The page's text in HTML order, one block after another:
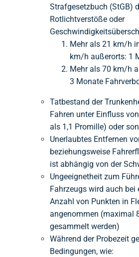
Strafgesetzbuch (StGB)
Rotlichtverstöße oder
Mehr als 21 km/h
km/h außerorts: 1
Mehr als 70 km/h
3 Monate
Tatbestand der
Fahren unter Einfluss
als 1,1 Promille) oder
Unerlaubtes Entfernen
beziehungsweise
ist abhängig von der
Ungeeignetheit zum
Fahrzeugs wird auch bei
Anzahl von Punkten in
angenommen (maximal
gesammelt werden)
Während der Probezeit
Bedingungen, wie: